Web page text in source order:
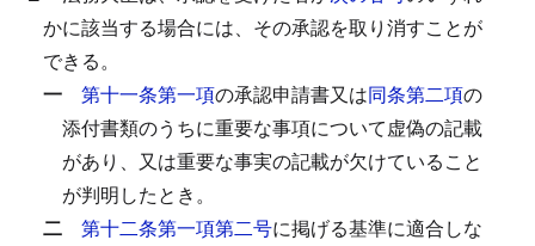
かに該当する場合には、その承認を取り消すことが
できる。
一 第十一条第一項の承認申請書又は同条第二項の
添付書類のうちに重要な事項について虚偽の記載
があり、又は重要な事実の記載が欠けていること
が判明したとき。
二 第十二条第一項第二号に掲げる基準に適合しな